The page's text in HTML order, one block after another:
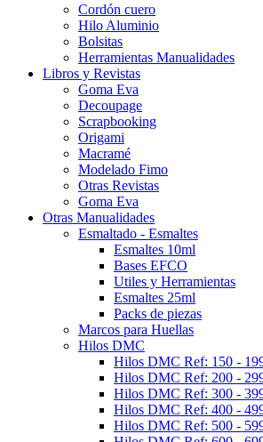
Cordón cuero
Hilo Aluminio
Bolsitas
Herramientas Manualidades
Libros y Revistas
Goma Eva
Decoupage
Scrapbooking
Origami
Macramé
Modelado Fimo
Otras Revistas
Goma Eva
Otras Manualidades
Esmaltado - Esmaltes
Esmaltes 10ml
Bases EFCO
Utiles y Herramientas
Esmaltes 25ml
Packs de piezas
Marcos para Huellas
Hilos DMC
Hilos DMC Ref: 150 -
Hilos DMC Ref: 200 -
Hilos DMC Ref: 300 -
Hilos DMC Ref: 400 -
Hilos DMC Ref: 500 -